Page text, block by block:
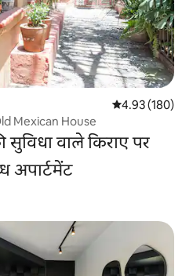
औसत रेटिंग 5 में से
4.93 (180)
Mexican House
वाले किराए पर
अपार्टमेंट